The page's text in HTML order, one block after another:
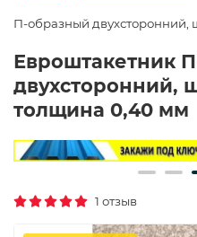
П-образный двухсторонний,
Евроштакетник
двухсторонний,
толщина 0,40 мм
1 отзыв